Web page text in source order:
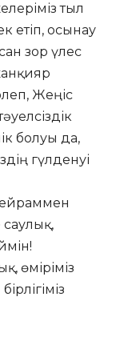
тыл
етіп, осынау
зор үлес
Жеңіс
болуы да,
гүлденуі
саулық,
өміріміз